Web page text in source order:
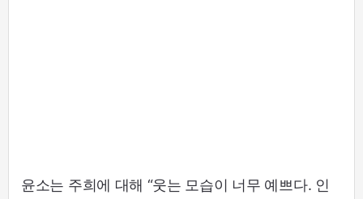
윤소는 주희에 대해 “웃는 모습이 너무 예쁘다. 인